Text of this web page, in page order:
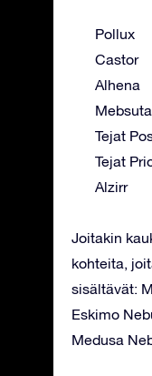
Pollux
Castor
Alhena
Mebsuta
Tejat
Tejat
Alzirr
Joitakin
kohteita,
sisältävät:
Eskimo
Medusa